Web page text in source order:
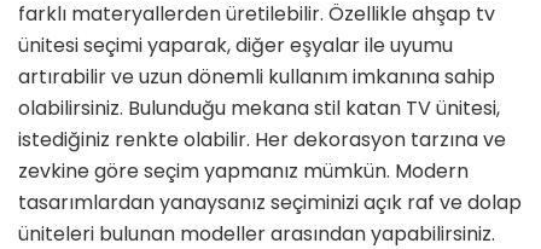
farklı materyallerden üretilebilir. Özellikle ahşap tv
ünitesi seçimi yaparak, diğer eşyalar ile uyumu
artırabilir ve uzun dönemli kullanım imkanına sahip
olabilirsiniz. Bulunduğu mekana stil katan TV ünitesi,
istediğiniz renkte olabilir. Her dekorasyon tarzına ve
zevkine göre seçim yapmanız mümkün. Modern
tasarımlardan yanaysanız seçiminizi açık raf ve dolap
üniteleri bulunan modeller arasından yapabilirsiniz.